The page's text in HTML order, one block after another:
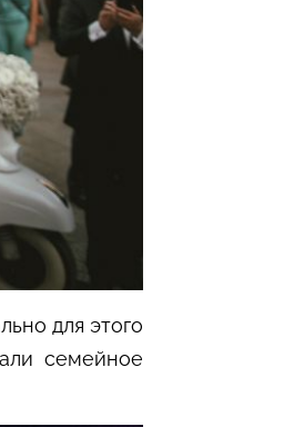
для этого
семейное